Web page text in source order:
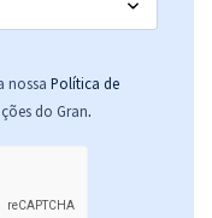
nossa Política de
do Gran.